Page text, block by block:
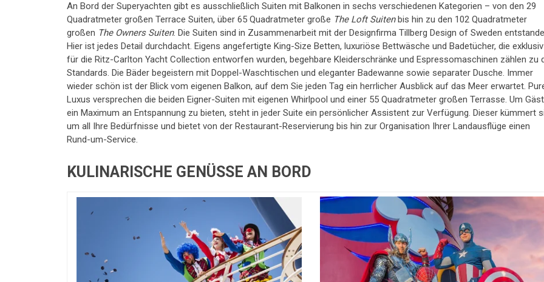
An Bord der Superyachten gibt es ausschließlich Suiten mit Balkonen in sechs verschiedenen Kategorien – von den 29
Quadratmeter großen Terrace Suiten, über 65 Quadratmeter große The Loft Suitenbis hin zu den 102 Quadratmeter
großen The Owners Suiten. Die Suiten sind in Zusammenarbeit mit der Designfirma Tillberg Design of Sweden
Hier ist jedes Detail durchdacht. Eigens angefertigte King-Size Betten, luxuriöse Bettwäsche und Badetücher, die exklusiv
für die Ritz-Carlton Yacht Collection entworfen wurden, begehbare Kleiderschränke und Espressomaschinen zählen zu
Standards. Die Bäder begeistern mit Doppel-Waschtischen und eleganter Badewanne sowie separater Dusche. Immer
wieder schön ist der Blick vom eigenen Balkon, auf dem Sie jeden Tag ein herrlicher Ausblick auf das Meer erwartet.
Luxus versprechen die beiden Eigner-Suiten mit eigenen Whirlpool und einer 55 Quadratmeter großen Terrasse. Um
ein Maximum an Entspannung zu bieten, steht in jeder Suite ein persönlicher Assistent zur Verfügung. Dieser kümmert
um all Ihre Bedürfnisse und bietet von der Restaurant-Reservierung bis hin zur Organisation Ihrer Landausflüge einen
Rund-um-Service.
KULINARISCHE GENÜSSE AN BORD